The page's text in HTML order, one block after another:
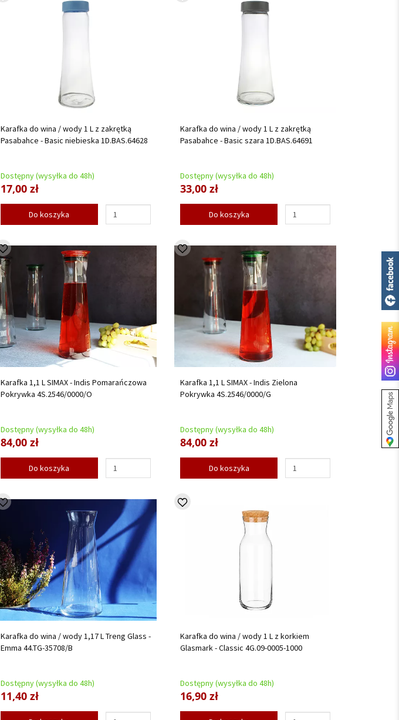
Karafka do wina / wody 1 L z zakrętką
Pasabahce - Basic niebieska 1D.BAS.64628
Dostępny (wysyłka do 48h)
17,00 zł
Do koszyka
Karafka do wina / wody 1 L z zakrętką
Pasabahce - Basic szara 1D.BAS.64691
Dostępny (wysyłka do 48h)
33,00 zł
Do koszyka
Karafka 1,1 L SIMAX - Indis Pomarańczowa
Pokrywka 4S.2546/0000/O
Dostępny (wysyłka do 48h)
84,00 zł
Do koszyka
Karafka 1,1 L SIMAX - Indis Zielona
Pokrywka 4S.2546/0000/G
Dostępny (wysyłka do 48h)
84,00 zł
Do koszyka
Karafka do wina / wody 1,17 L Treng Glass -
Emma 44.TG-35708/B
Dostępny (wysyłka do 48h)
11,40 zł
Karafka do wina / wody 1 L z korkiem
Glasmark - Classic 4G.09-0005-1000
Dostępny (wysyłka do 48h)
16,90 zł